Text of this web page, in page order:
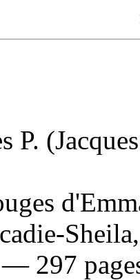
P.
297